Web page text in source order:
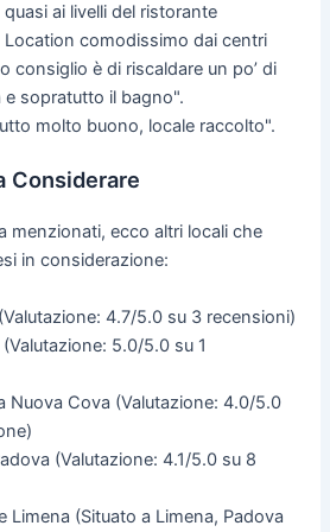
ai livelli del ristorante
Location comodissimo dai centri
consiglio è di riscaldare un po’ di
e sopratutto il bagno".
molto buono, locale raccolto".
Considerare
menzionati, ecco altri locali che
in considerazione:
4.7/5.0 su 3 recensioni)
5.0/5.0 su 1
Nuova Cova (Valutazione: 4.0/5.0
(Valutazione: 4.1/5.0 su 8
Limena (Situato a Limena, Padova